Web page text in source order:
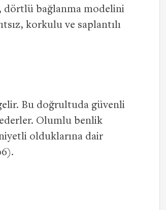
dörtlü bağlanma modelini
korkulu ve saplantılı
Bu doğrultuda güvenli
Olumlu benlik
olduklarına dair